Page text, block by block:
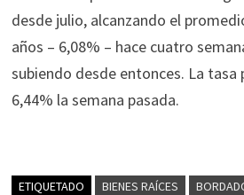
desde julio, alcanzando el
años – 6,08% – hace cuatro
subiendo desde entonces. La
6,44% la semana pasada.
ETIQUETADO BIENES RAÍCES